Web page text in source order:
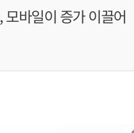
바일이 증가 이끌어